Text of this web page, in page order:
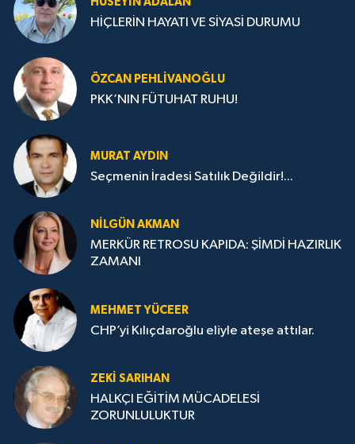
HİÇLERİN HAYATI VE SİYASİ DURUMU
ÖZCAN PEHLIVANOĞLU
PKK’NIN FÜTUHAT RUHU!
MURAT AYDIN
Seçmenin İradesi Satılık Değildir!...
NILGÜN AKMAN
MERKÜR RETROSU KAPIDA: ŞİMDİ HAZIRLIK
ZAMANI
MEHMET YÜCEER
CHP’yi Kılıçdaroğlu eliyle ateşe attılar.
ZEKI SARIHAN
HALKÇI EĞİTİM MÜCADELESİ
ZORUNLULUKTUR